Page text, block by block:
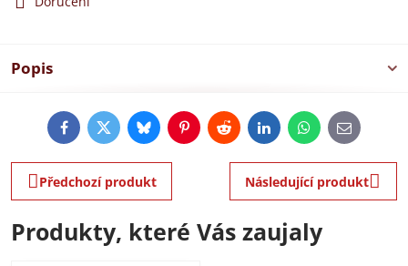
Popis
FacebookTwitterBlueskyPinterestRedditLinkedInWhatsApp
E-
mail
Předchozí produkt Následující produkt
Produkty, které Vás zaujaly